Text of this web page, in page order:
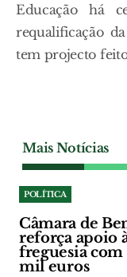
Educação há
requalificação
tem projecto
Mais Notícias
POLÍTICA
Câmara de
reforça apoio
freguesia com
mil euros